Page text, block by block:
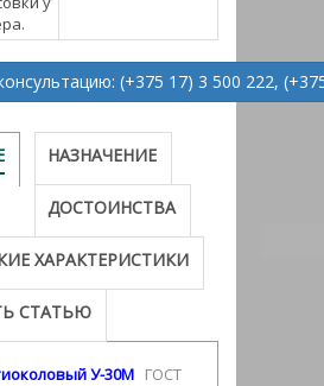
(+375 17) 3 500 222,
НАЗНАЧЕНИЕ
ДОСТОИНСТВА
ХАРАКТЕРИСТИКИ
СТАТЬЮ
У-30М ГОСТ